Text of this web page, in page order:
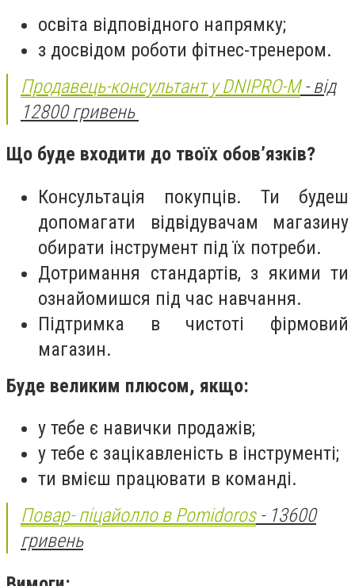
освіта відповідного напрямку;
з досвідом роботи фітнес-тренером.
Продавець-консультант у DNIPRO-M- від
12800 гривень
Що буде входити до твоїх обов’язків?
Консультація покупців. Ти будеш
допомагати відвідувачам магазину
обирати інструмент під їх потреби.
Дотримання стандартів, з якими ти
ознайомишся під час навчання.
Підтримка в чистоті фірмовий
магазин.
Буде великим плюсом, якщо:
у тебе є навички продажів;
у тебе є зацікавленість в інструменті;
ти вмієш працювати в команді.
Повар- піцайолло в Pomidoros- 13600
гривень